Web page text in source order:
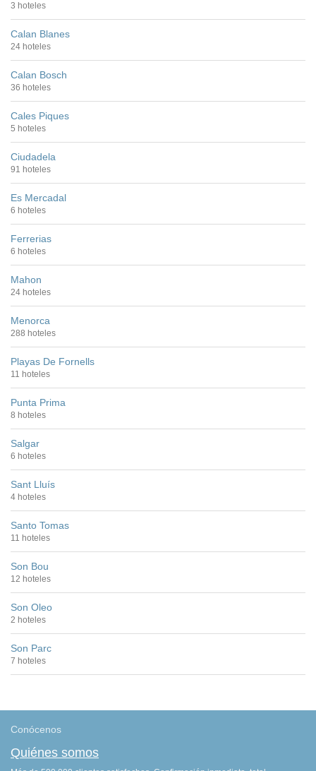
3 hoteles
Calan Blanes
24 hoteles
Calan Bosch
36 hoteles
Cales Piques
5 hoteles
Ciudadela
91 hoteles
Es Mercadal
6 hoteles
Ferrerias
6 hoteles
Mahon
24 hoteles
Menorca
288 hoteles
Playas De Fornells
11 hoteles
Punta Prima
8 hoteles
Salgar
6 hoteles
Sant Lluís
4 hoteles
Santo Tomas
11 hoteles
Son Bou
12 hoteles
Son Oleo
2 hoteles
Son Parc
7 hoteles
Conócenos
Quiénes somos